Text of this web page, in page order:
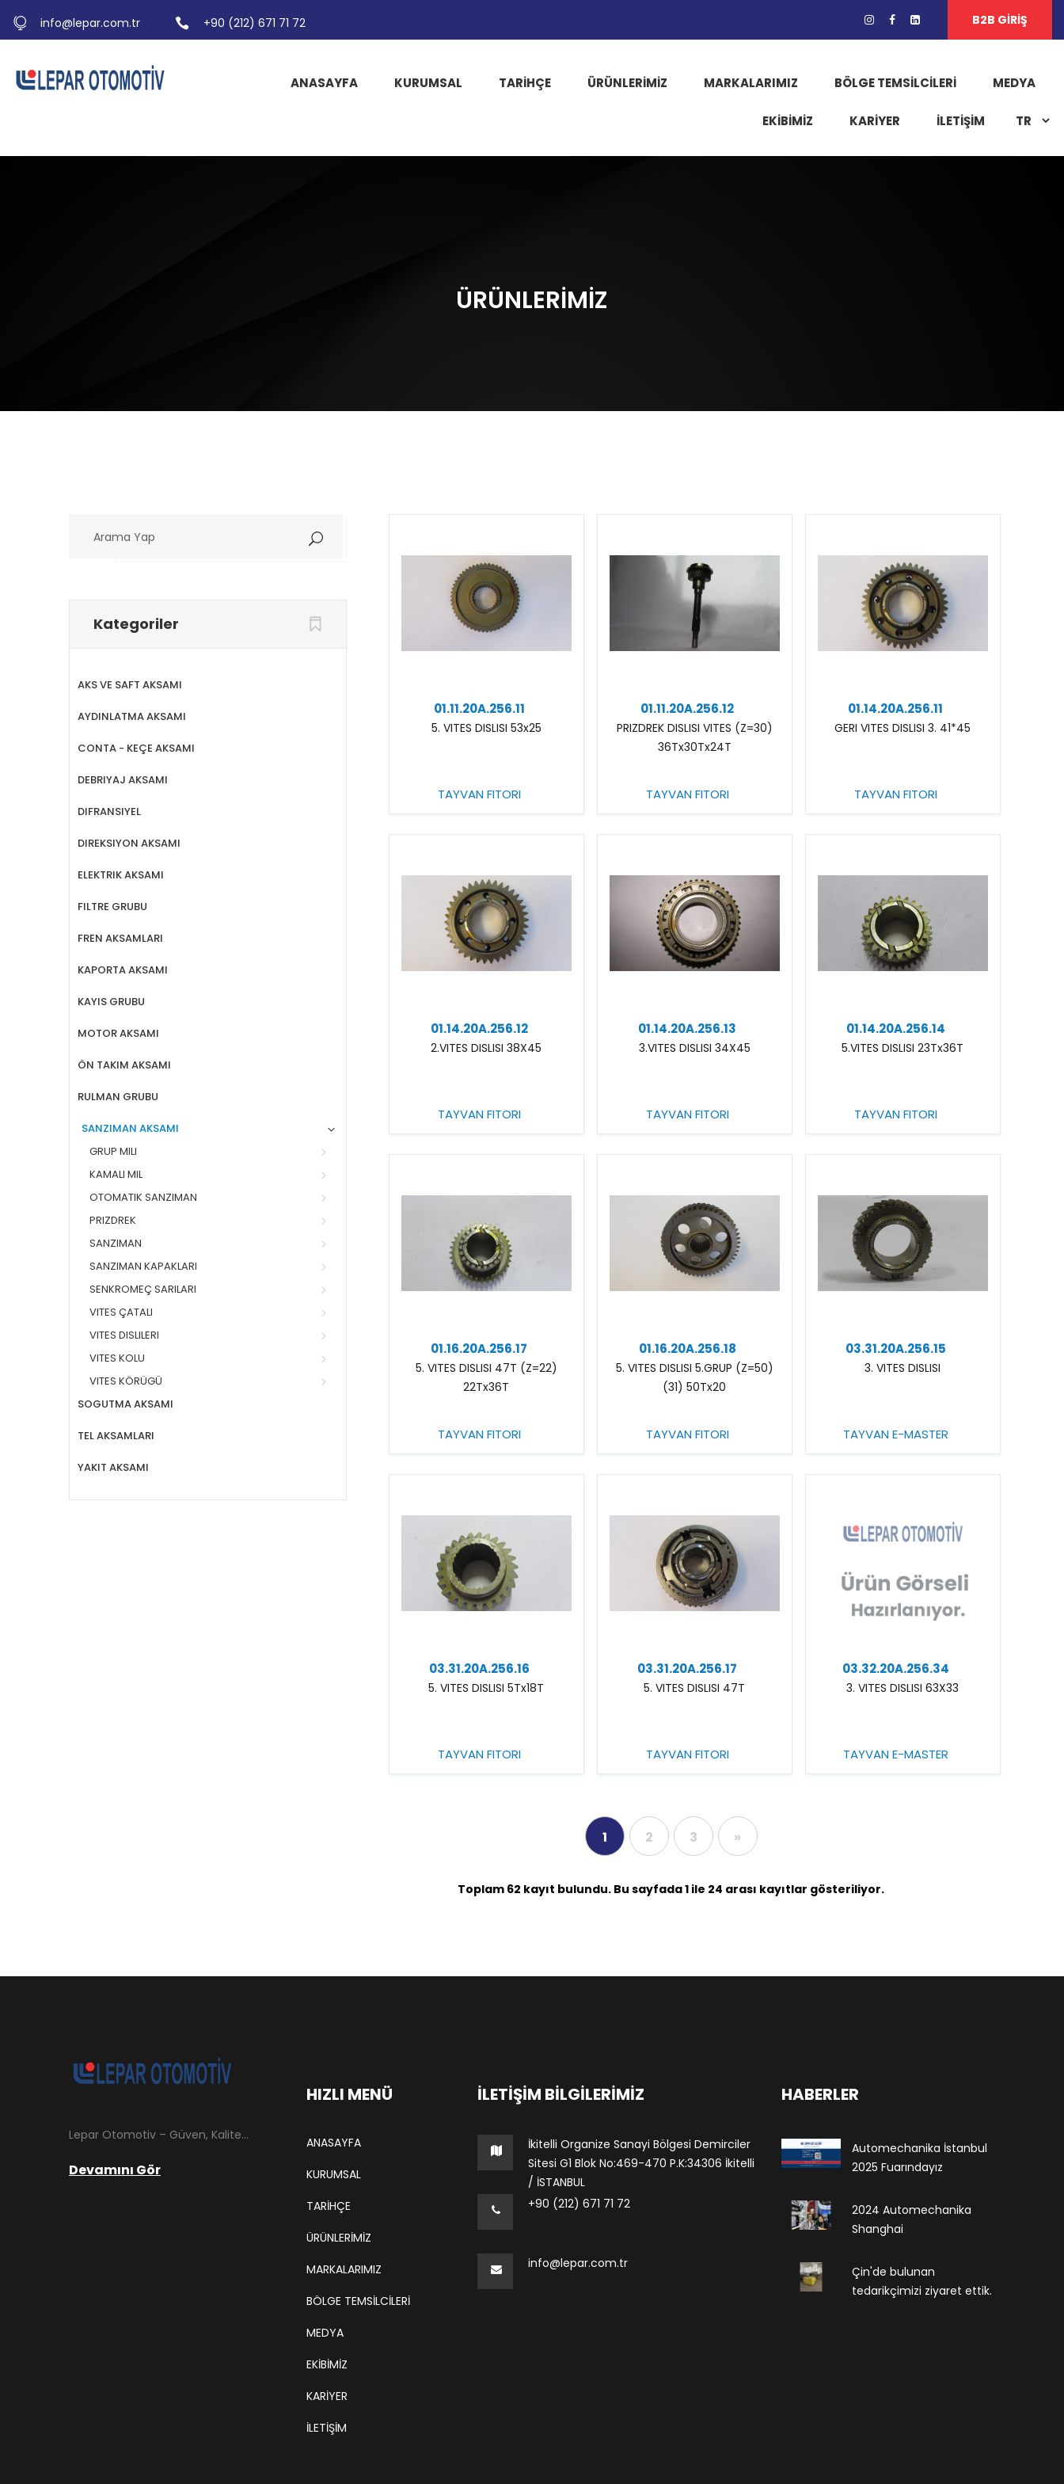
info@lepar.com.tr +90 (212) 671 71 72 B2B GİRİŞ
ANASAYFA KURUMSAL TARIHÇE ÜRÜNLERİMİZ MARKALARIMIZ BÖLGE TEMSILCILERI MEDYA
EKIBIMIZ KARIYER İLETİŞİM
ÜRÜNLERİMİZ
Arama
Kategoriler
AKS VE SAFT AKSAMI
AYDINLATMA AKSAMI
CONTA - KEÇE AKSAMI
DEBRIYAJ AKSAMI
DIFRANSIYEL
DIREKSIYON AKSAMI
ELEKTRIK AKSAMI
FILTRE GRUBU
FREN AKSAMLARI
KAPORTA AKSAMI
KAYIS GRUBU
MOTOR AKSAMI
ÖN TAKIM AKSAMI
RULMAN GRUBU
SANZIMAN AKSAMI
GRUP MILI
KAMALI MIL
OTOMATIK SANZIMAN
PRIZDREK
SANZIMAN
SANZIMAN KAPAKLARI
SENKROMEÇ SARILARI
VITES ÇATALI
VITES DISLILERI
VITES KOLU
VITES KÖRÜGÜ
SOGUTMA AKSAMI
TEL AKSAMLARI
YAKIT AKSAMI
01.11.20A.256.11
5. VITES DISLISI 53x25
TAYVAN FITORI
01.11.20A.256.12
PRIZDREK DISLISI VITES (Z=30)
36Tx30Tx24T
TAYVAN FITORI
01.14.20A.256.11
GERI VITES DISLISI 3. 41*45
TAYVAN FITORI
01.14.20A.256.12
2.VITES DISLISI 38X45
TAYVAN FITORI
01.14.20A.256.13
3.VITES DISLISI 34X45
TAYVAN FITORI
01.14.20A.256.14
5.VITES DISLISI 23Tx36T
TAYVAN FITORI
01.16.20A.256.17
5. VITES DISLISI 47T (Z=22)
22Tx36T
TAYVAN FITORI
01.16.20A.256.18
5. VITES DISLISI 5.GRUP (Z=50)
(31) 50Tx20
TAYVAN FITORI
03.31.20A.256.15
3. VITES DISLISI
TAYVAN E-MASTER
03.31.20A.256.16
5. VITES DISLISI 5Tx18T
TAYVAN FITORI
03.31.20A.256.17
5. VITES DISLISI 47T
TAYVAN FITORI
03.32.20A.256.34
3. VITES DISLISI 63X33
TAYVAN E-MASTER
1 2 3 »
Toplam 62 kayıt bulundu. Bu sayfada 1 ile 24 arası kayıtlar gösteriliyor.
Lepar Otomotiv – Güven, Kalite ve İstikrarın Adresi Lepar Otomotiv, Türkiye’nin otomotiv yedek parça sektöründe köklü bir geçmişe sahip, yenilikçi ve öncü firmalarından biridir. 1966 yılında Hüsnü Leblebici tarafından Tokat’ta mütevazı bir girişim olarak kurulan firmamız, ilk etapta Ford kamyonları, Ford Otosan minibüsleri ve Anadol marka araçların ünite ve yedek parçalarının satışını gerçekleştirerek sektöre adım atmıştır.
Devamını Gör
HIZLI MENÜ
ANASAYFA
KURUMSAL
TARIHÇE
ÜRÜNLERİMİZ
MARKALARIMIZ
BÖLGE TEMSILCILERI
MEDYA
EKIBIMIZ
KARIYER
İLETİŞİM
İLETIŞIM BILGILERIMIZ
İkitelli Organize Sanayi Bölgesi Demirciler
Sitesi G1 Blok No:469-470 P.K:34306 İkitelli
/ İSTANBUL
+90 (212) 671 71 72
info@lepar.com.tr
HABERLER
Automechanika İstanbul
2025 Fuarındayız
2024 Automechanika
Shanghai
Çin'de bulunan
tedarikçimizi ziyaret ettik.